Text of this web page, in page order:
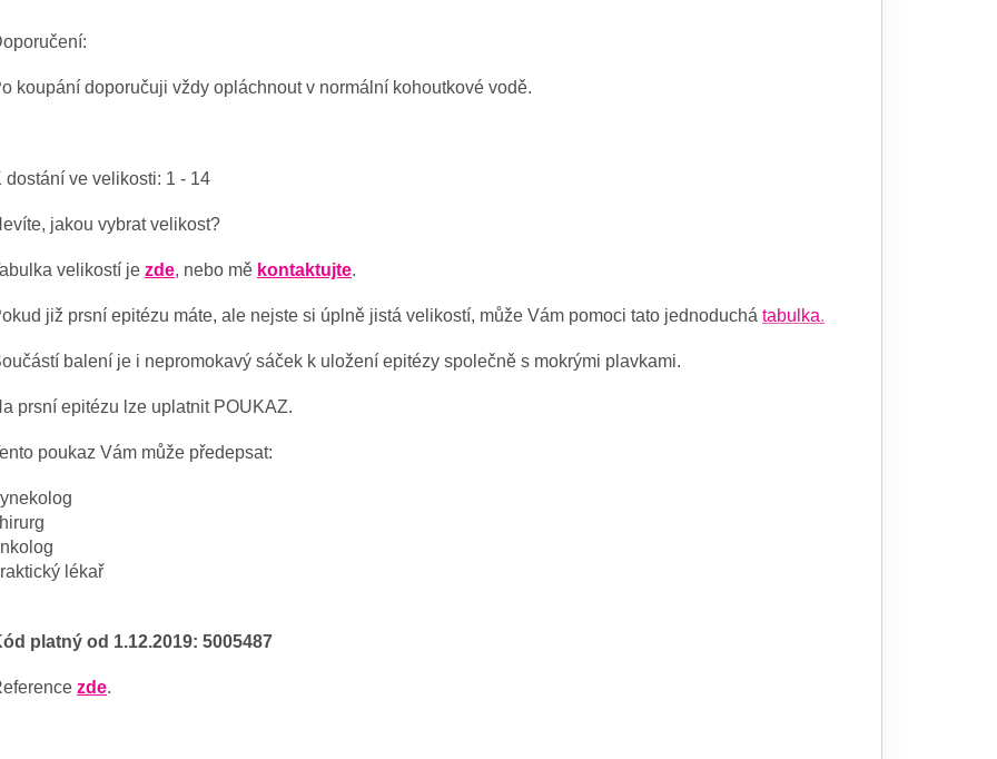
koupání doporučuji vždy opláchnout v normální kohoutkové vodě.
dostání ve velikosti: 1 - 14
jakou vybrat velikost?
velikostí je zde, nebo mě kontaktujte.
již prsní epitézu máte, ale nejste si úplně jistá velikostí, může Vám pomoci tato jednoduchá tabulka.
balení je i nepromokavý sáček k uložení epitézy společně s mokrými plavkami.
prsní epitézu lze uplatnit POUKAZ.
poukaz Vám může předepsat:
lékař
platný od 1.12.2019: 5005487
zde.